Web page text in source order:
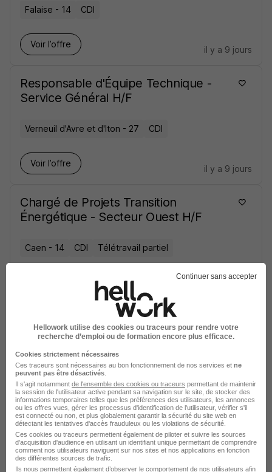
Falaise - 14 CDI
Voir l’offre
il y a 9 jours
Responsable d'Équipe Technique -
Service Général H/F
Verneuil d'Avre et d'Iton - 27 CDI
Voir l’offre
il y a 9 jours
Chargé de Projets Transition
Énergétique - Secteur Ouest H/F
Caen - 14 CDI Télétravail partiel
Responsable Equipe Technique
Maintenance H/F
Lillebonne - 76 CDI
Voir l’offre
il y a 10 jours
Ouvrier de Maintenance Spécialisé
Espaces Verts H/F
Continuer sans accepter
Hellowork utilise des cookies ou traceurs pour rendre votre
recherche d’emploi ou de formation encore plus efficace.
Cookies strictement nécessaires
Ces traceurs sont nécessaires au bon fonctionnement de nos services et ne
peuvent pas être désactivés
Il s'agit notamment de l'ensemble des cookies ou traceurs permettant de maintenir
la session de l'utilisateur active pendant sa navigation sur le site, de stocker des
informations temporaires telles que les préférences des utilisateurs, les annonces
ou les offres vues, gérer les processus d'identification de l'utilisateur, vérifier s'il
est connecté ou non, et plus globalement garantir la sécurité du site web en
détectant les tentatives d'accès frauduleux ou les violations de sécurité.
Ces cookies ou traceurs permettent également de piloter et suivre les sources
d'acquisition d'audience en utilisant un identifiant unique permettant de comprendre
comment nos utilisateurs naviguent sur nos sites et nos applications en fonction
des différentes sources de trafic.
Ils nous permettent également d’observer le comportement de nos utilisateurs afin